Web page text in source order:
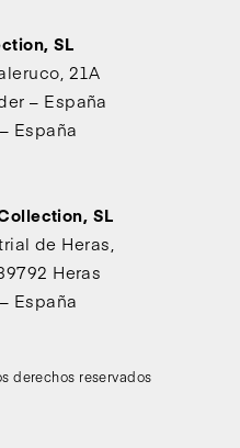
SL
21A
– España
España
SL
de Heras,
Heras
España
derechos reservados